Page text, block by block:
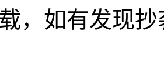
，如有发现